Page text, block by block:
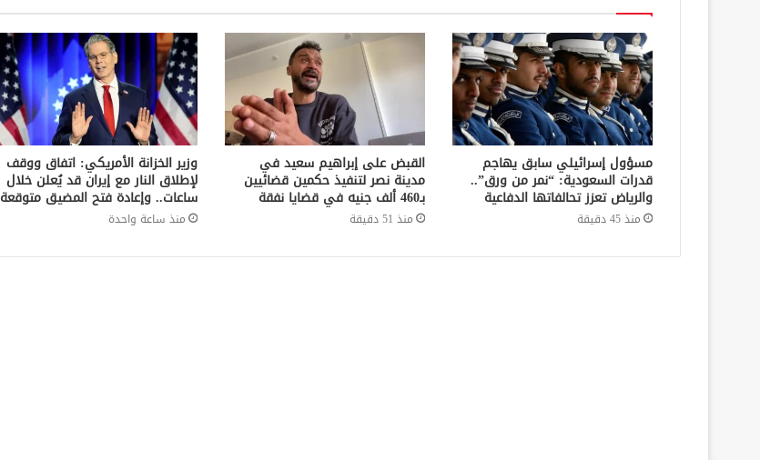
مسؤول إسرائيلي سابق يهاجم
قدرات السعودية: “نمر من ورق”..
والرياض تعزز تحالفاتها الدفاعية
منذ 45 دقيقة
القبض على إبراهيم سعيد في
مدينة نصر لتنفيذ حكمين قضائيين
بـ460 ألف جنيه في قضايا نفقة
منذ 51 دقيقة
وزير الخزانة الأمريكي: اتفاق ووقف
لإطلاق النار مع إيران قد يُعلن خلال
ساعات.. وإعادة فتح المضيق متوقعة
منذ ساعة واحدة